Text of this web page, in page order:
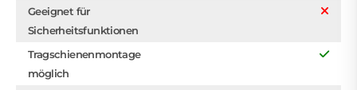
Geeignet für
Sicherheitsfunktionen
Tragschienenmontage
möglich